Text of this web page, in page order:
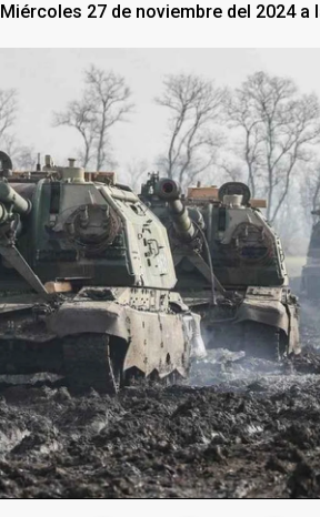
Miércoles 27 de noviembre del 2024 a